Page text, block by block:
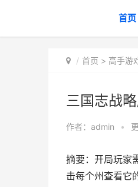
首页
首页 > 高手游
三国志战
作者： admin •
摘要：开局玩家
击每个州查看它